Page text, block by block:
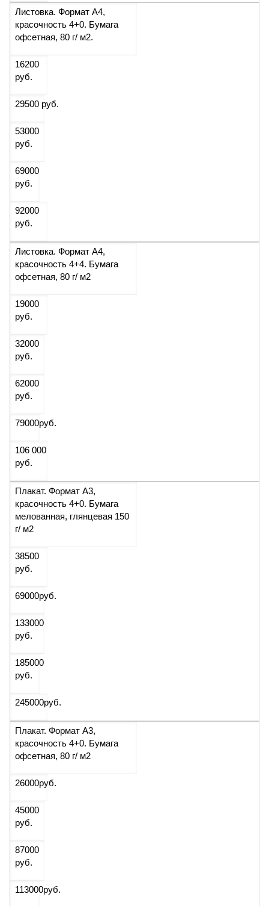
Листовка. Формат А4,
красочность 4+0. Бумага
офсетная, 80 г/ м2.
16200
руб.
29500 руб.
53000
руб.
69000
руб.
92000
руб.
Листовка. Формат А4,
красочность 4+4. Бумага
офсетная, 80 г/ м2
19000
руб.
32000
руб.
62000
руб.
79000руб.
106 000
руб.
Плакат. Формат А3,
красочность 4+0. Бумага
мелованная, глянцевая 150
г/ м2
38500
руб.
69000руб.
133000
руб.
185000
руб.
245000руб.
Плакат. Формат А3,
красочность 4+0. Бумага
офсетная, 80 г/ м2
26000руб.
45000
руб.
87000
руб.
113000руб.